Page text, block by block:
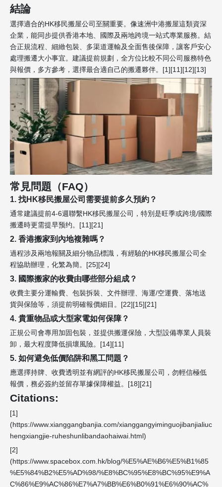
結論
選擇適合的HK移民搬屋公司至關重要。像速洲中港搬屋這類資深
企業，能同步提供香港本地、國際及兩地跨境一站式專業服務。結
合正規流程、細緻包裝、多渠道運輸及全面售後保障，讓客戶安心
處理搬遷大小事宜。建議提前規劃，全方位比較不同公司服務特色
與報價，多方參考，選擇最合適自己的搬遷夥伴。[1][11][12][13]
常見問題（FAQ）
1. 找HK移民搬屋公司需要提前多久預約？
通常建議提前4-6週聯繫HK移民搬屋公司，特別是旺季或跨境/國際
搬遷時更需提早预约。[11][21]
2. 香港搬家到內地複雜嗎？
過程涉及兩地報關及細分物品標識，有經驗的HK移民搬屋公司全
程協助辦理，化繁為簡。[25][24]
3. 國際搬家的收費由哪些部分組成？
收費主要分運輸費、包裝拆裝、文件辦理、海運/空運費、落地送
貨與保險等，須提前明確報價細目。[22][15][21]
4. 貴重物品或大型家電如何保障？
正規公司會專用加固包裝，並提供搬運保險，大型設備專業人員裝
卸，最大程度降低損壞風險。[14][11]
5. 如何避免低價陷阱和黑工問題？
應選擇持牌、收費透明並有網評的HK移民搬屋公司，勿輕信極低
報價，務必簽約並留存單據保障權益。[18][21]
Citations:
[1]
(https://www.xianggangbanjia.com/xianggangyiminguojibanjialiuc
hengxiangjie-ruheshunlibandaohaiwai.html)
[2]
(https://www.spacebox.com.hk/blog/%E5%AE%B6%E5%B1%85
%E5%84%B2%E5%AD%98/%E8%BC%95%E8%BC%95%E9%A
C%86%E9%AC%86%E7%A7%BB%E6%B0%91%E6%90%AC%